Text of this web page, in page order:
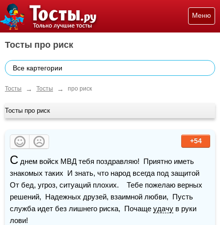
Меню
Тосты про риск
Все картегории
Тосты → Тосты → про риск
Тосты про риск
+54
С днем войск МВД тебя поздравляю!  Приятно иметь
знакомых таких  И знать, что народ всегда под защитой
От бед, угроз, ситуаций плохих.    Тебе пожелаю верных
решений,  Надежных друзей, взаимной любви,  Пусть
служба идет без лишнего риска,  Почаще удачу в руки
лови!